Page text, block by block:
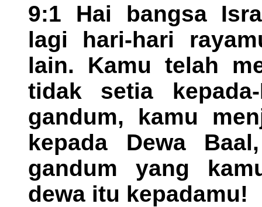
9:1 Hai bangsa
lagi hari-hari
lain. Kamu telah
tidak setia
gandum, kamu
kepada Dewa
gandum yang
dewa itu kepadamu!